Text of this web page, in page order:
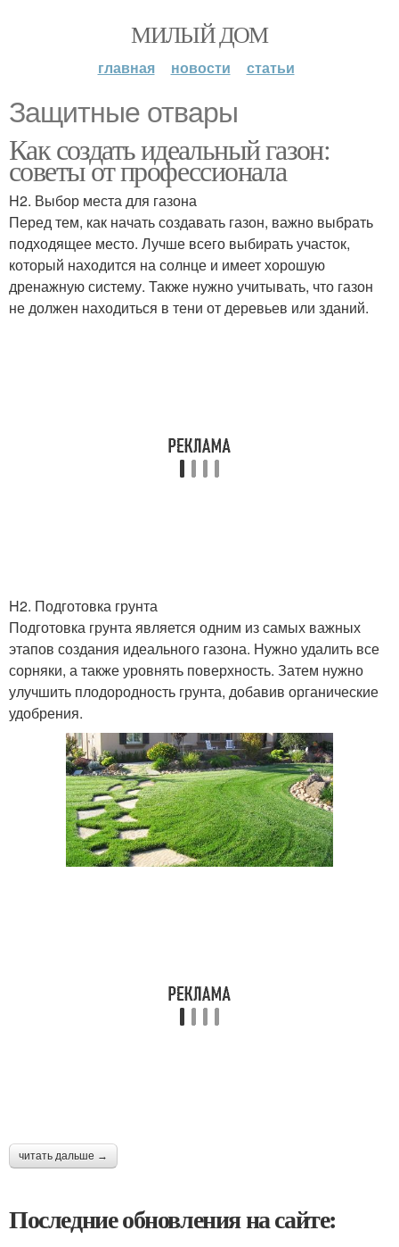
МИЛЫЙ ДОМ
главная новости статьи
Защитные отвары
Как создать идеальный газон:
советы от профессионала
H2. Выбор места для газона
Перед тем, как начать создавать газон, важно выбрать
подходящее место. Лучше всего выбирать участок,
который находится на солнце и имеет хорошую
дренажную систему. Также нужно учитывать, что газон
не должен находиться в тени от деревьев или зданий.
H2. Подготовка грунта
Подготовка грунта является одним из самых важных
этапов создания идеального газона. Нужно удалить все
сорняки, а также уровнять поверхность. Затем нужно
улучшить плодородность грунта, добавив органические
удобрения.
читать дальше →
Последние обновления на сайте: